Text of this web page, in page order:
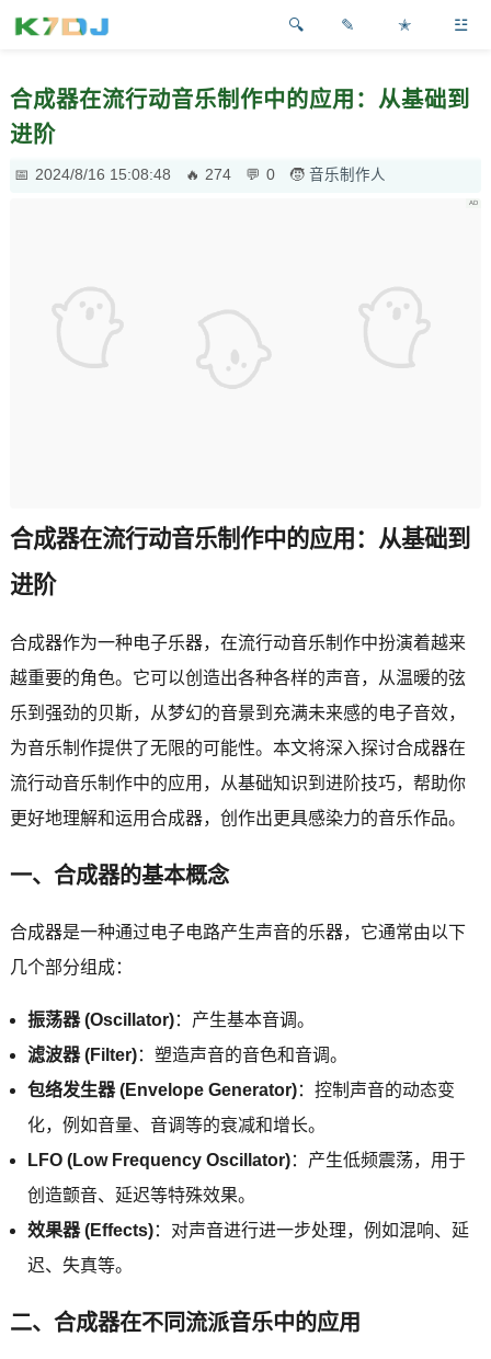
✎ ✭ ☳
合成器在流行动音乐制作中的应用：从基础到
进阶
2024/8/16 15:08:48 274 0 音乐制作人
合成器在流行动音乐制作中的应用：从基础到
进阶
合成器作为一种电子乐器，在流行动音乐制作中扮演着越来
越重要的角色。它可以创造出各种各样的声音，从温暖的弦
乐到强劲的贝斯，从梦幻的音景到充满未来感的电子音效，
为音乐制作提供了无限的可能性。本文将深入探讨合成器在
流行动音乐制作中的应用，从基础知识到进阶技巧，帮助你
更好地理解和运用合成器，创作出更具感染力的音乐作品。
一、合成器的基本概念
合成器是一种通过电子电路产生声音的乐器，它通常由以下
几个部分组成：
振荡器 (Oscillator)：产生基本音调。
滤波器 (Filter)：塑造声音的音色和音调。
包络发生器 (Envelope Generator)：控制声音的动态变
化，例如音量、音调等的衰减和增长。
LFO (Low Frequency Oscillator)：产生低频震荡，用于
创造颤音、延迟等特殊效果。
效果器 (Effects)：对声音进行进一步处理，例如混响、延
迟、失真等。
二、合成器在不同流派音乐中的应用